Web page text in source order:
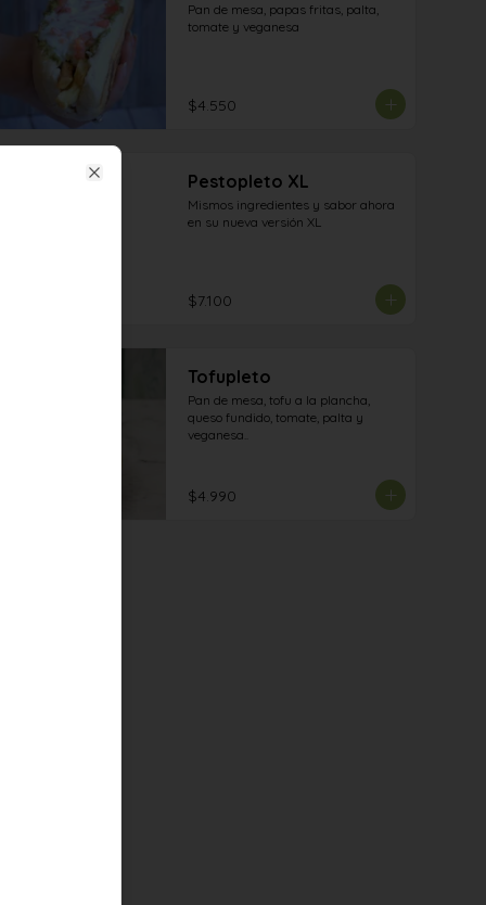
Pan de mesa, papas fritas, palta,
tomate y veganesa
$4.550
Pestopleto XL
Mismos ingredientes y sabor ahora
en su nueva versión XL
$7.100
Tofupleto
Pan de mesa, tofu a la plancha,
queso fundido, tomate, palta y
veganesa..
$4.990